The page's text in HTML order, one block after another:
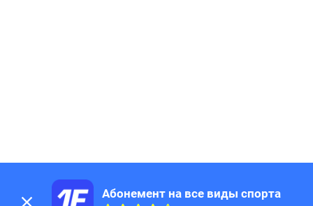
Абонемент на все виды спорта